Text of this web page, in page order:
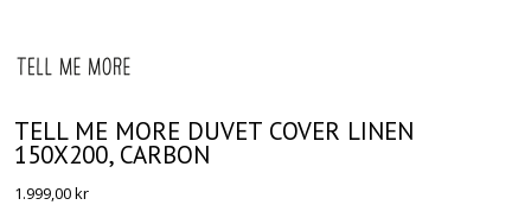
TELL ME MORE DUVET COVER LINEN
150X200, CARBON
1.999,00kr